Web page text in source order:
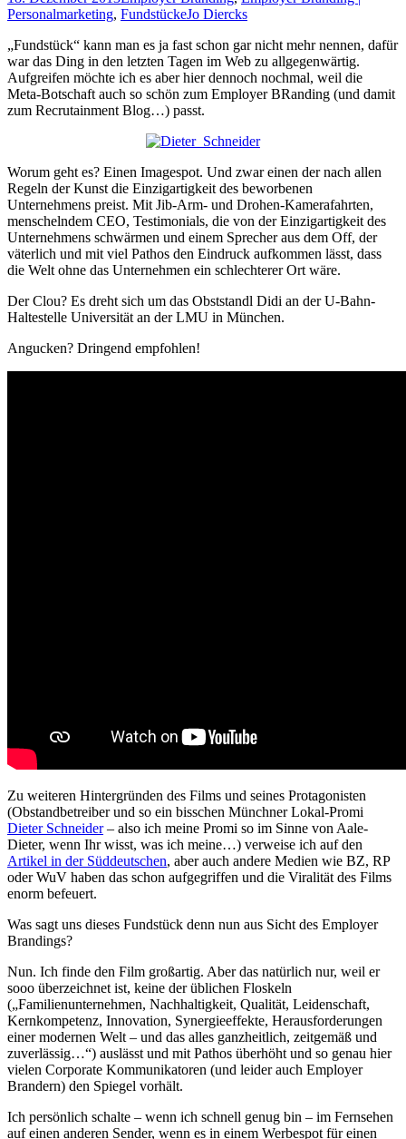
Personalmarketing, FundstückeJo Diercks
„Fundstück“ kann man es ja fast schon gar nicht mehr nennen, dafür
war das Ding in den letzten Tagen im Web zu allgegenwärtig.
Aufgreifen möchte ich es aber hier dennoch nochmal, weil die
Meta-Botschaft auch so schön zum Employer BRanding (und damit
zum Recrutainment Blog…) passt.
Worum geht es? Einen Imagespot. Und zwar einen der nach allen
Regeln der Kunst die Einzigartigkeit des beworbenen
Unternehmens preist. Mit Jib-Arm- und Drohen-Kamerafahrten,
menschelndem CEO, Testimonials, die von der Einzigartigkeit des
Unternehmens schwärmen und einem Sprecher aus dem Off, der
väterlich und mit viel Pathos den Eindruck aufkommen lässt, dass
die Welt ohne das Unternehmen ein schlechterer Ort wäre.
Der Clou? Es dreht sich um das Obststandl Didi an der U-Bahn-
Haltestelle Universität an der LMU in München.
Angucken? Dringend empfohlen!
Zu weiteren Hintergründen des Films und seines Protagonisten
(Obstandbetreiber und so ein bisschen Münchner Lokal-Promi
Dieter Schneider– also ich meine Promi so im Sinne von Aale-
Dieter, wenn Ihr wisst, was ich meine…) verweise ich auf den
Artikel in der Süddeutschen, aber auch andere Medien wie BZ, RP
oder WuV haben das schon aufgegriffen und die Viralität des Films
enorm befeuert.
Was sagt uns dieses Fundstück denn nun aus Sicht des Employer
Brandings?
Nun. Ich finde den Film großartig. Aber das natürlich nur, weil er
sooo überzeichnet ist, keine der üblichen Floskeln
(„Familienunternehmen, Nachhaltigkeit, Qualität, Leidenschaft,
Kernkompetenz, Innovation, Synergieeffekte, Herausforderungen
einer modernen Welt – und das alles ganzheitlich, zeitgemäß und
zuverlässig…“) auslässt und mit Pathos überhöht und so genau hier
vielen Corporate Kommunikatoren (und leider auch Employer
Brandern) den Spiegel vorhält.
Ich persönlich schalte – wenn ich schnell genug bin – im Fernsehen
auf einen anderen Sender, wenn es in einem Werbespot für einen